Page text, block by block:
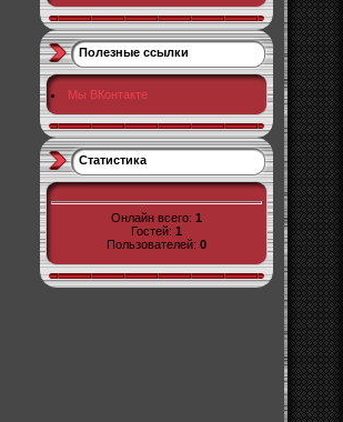
Полезные ссылки
Мы ВКонтакте
Статистика
Онлайн всего: 1
Гостей: 1
Пользователей: 0